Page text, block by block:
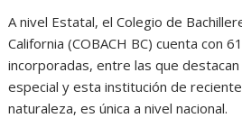
A nivel Estatal, el Colegio de
California (COBACH BC) cuenta con
incorporadas, entre las que
especial y esta institución de
naturaleza, es única a nivel nacional.